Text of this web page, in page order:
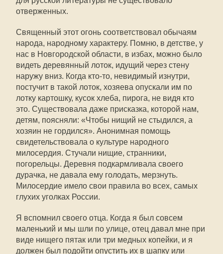
отверженных.
Священный этот огонь соответствовал обычаям
народа, народному характеру. Помню, в детстве, у
нас в Новгородской области, в избах, можно было
видеть деревянный лоток, идущий через стену
наружу вниз. Когда кто-то, невидимый изнутри,
постучит в такой лоток, хозяева опускали им по
лотку картошку, кусок хлеба, пирога, не видя кто
это. Существовала даже присказка, которой нам,
детям, поясняли: «Чтобы нищий не стыдился, а
хозяин не гордился». Анонимная помощь
свидетельствовала о культуре народного
милосердия. Стучали нищие, странники,
погорельцы. Деревня подкармливала своего
дурачка, не давала ему голодать, мерзнуть.
Милосердие имело свои правила во всех, самых
глухих уголках России.
Я вспомнил своего отца. Когда я был совсем
маленький и мы шли по улице, отец давал мне при
виде нищего пятак или три медных копейки, и я
должен был подойти опустить их в шапку или